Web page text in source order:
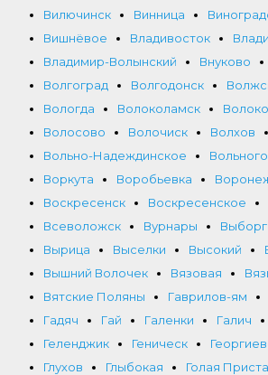
Вилючинск
Винница
Вишнёвое
Владивосток
Владимир-Волынский
Внуково
Волгоград
Волгодонск
Вологда
Волоколамск
Волосово
Волочиск Волхов
Вольно-Надеждинское
Воркута
Воробьевка
Воскресенск
Воскресенское
Всеволожск
Вурнары Выборг
Вырица
Выселки Высокий
Вышний Волочек
Вязовая
Вятские Поляны
Гаврилов-ям
Гадяч
Гай Галенки Галич
Геленджик
Геническ
Глухов
Глыбокая Голая